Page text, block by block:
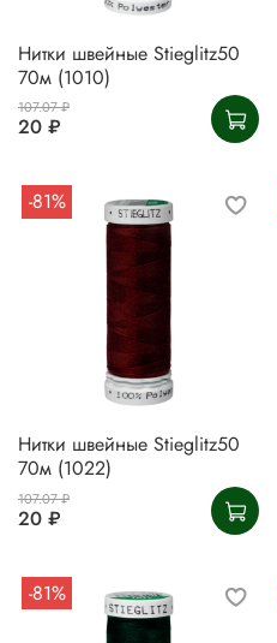
Нитки швейные Stieglitz50
70м (1010)
107.07 ₽
20 ₽
-81%
Нитки швейные Stieglitz50
70м (1022)
107.07 ₽
20 ₽
-81%